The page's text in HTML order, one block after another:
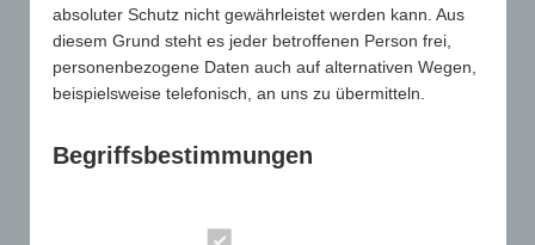
Musterschreiben zum Sorgfaltspflichtengesetz 2021
absoluter Schutz nicht gewährleistet werden kann. Aus
diesem Grund steht es jeder betroffenen Person frei,
personenbezogene Daten auch auf alternativen Wegen,
beispielsweise telefonisch, an uns zu übermitteln.
Begriffsbestimmungen